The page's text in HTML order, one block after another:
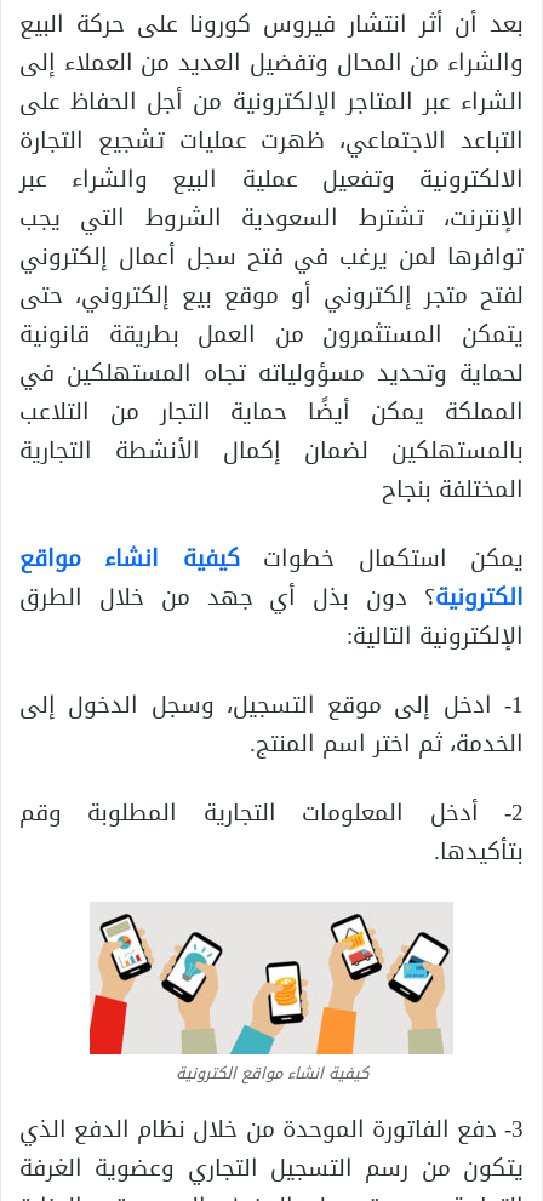
بعد أن أثر انتشار فيروس كورونا على حركة البيع
والشراء من المحال وتفضيل العديد من العملاء إلى
الشراء عبر المتاجر الإلكترونية من أجل الحفاظ على
التباعد الاجتماعي، ظهرت عمليات تشجيع التجارة
الالكترونية وتفعيل عملية البيع والشراء عبر
الإنترنت، تشترط السعودية الشروط التي يجب
توافرها لمن يرغب في فتح سجل أعمال إلكتروني
لفتح متجر إلكتروني أو موقع بيع إلكتروني، حتى
يتمكن المستثمرون من العمل بطريقة قانونية
لحماية وتحديد مسؤولياته تجاه المستهلكين في
المملكة يمكن أيضًا حماية التجار من التلاعب
بالمستهلكين لضمان إكمال الأنشطة التجارية
المختلفة بنجاح
يمكن استكمال خطواتكيفية انشاء مواقع
الكترونية؟ دون بذل أي جهد من خلال الطرق
الإلكترونية التالية:
1- ادخل إلى موقع التسجيل، وسجل الدخول إلى
الخدمة، ثم اختر اسم المنتج.
2- أدخل المعلومات التجارية المطلوبة وقم
بتأكيدها.
كيفية انشاء مواقع الكترونية
3- دفع الفاتورة الموحدة من خلال نظام الدفع الذي
يتكون من رسم التسجيل التجاري وعضوية الغرفة